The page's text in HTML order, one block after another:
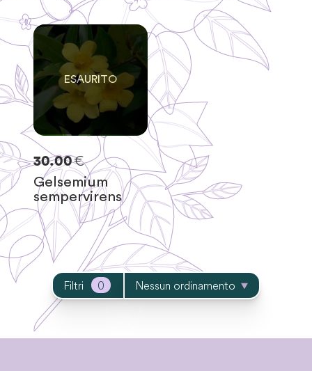
Filtri 0 Nessun ordinamento
0
SOLO0RIMASTE
30.00€
Gelsemium
sempervirens